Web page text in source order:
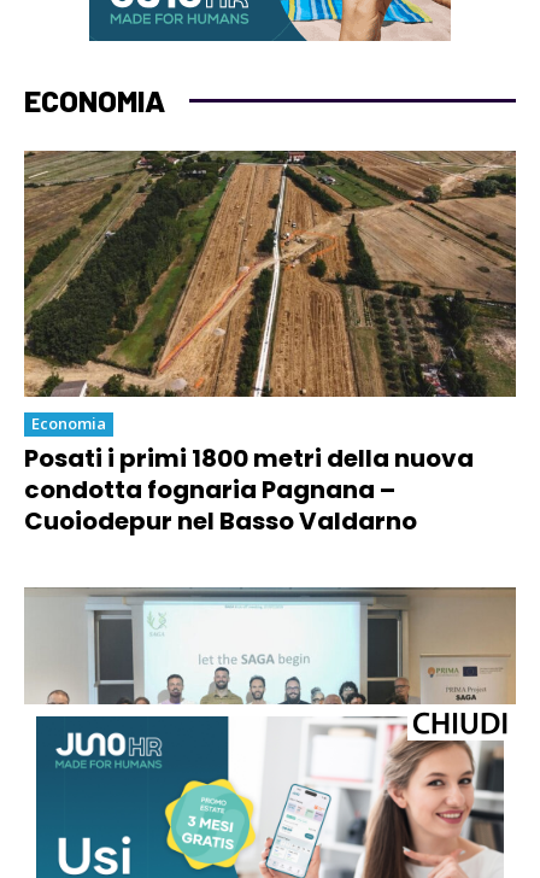
ECONOMIA
Economia
Posati i primi 1800 metri della nuova
condotta fognaria Pagnana –
Cuoiodepur nel Basso Valdarno
Economia